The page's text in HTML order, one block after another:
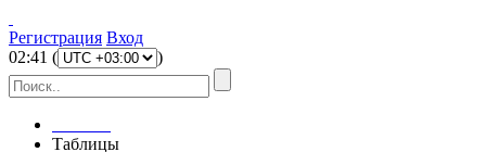
Регистрация Вход
02:41 ( )
Таблицы